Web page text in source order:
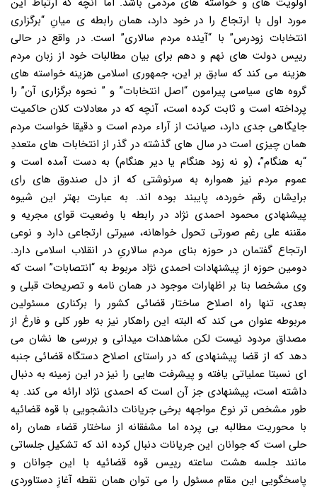
مورد اول با ارتجاع را در خود دارد، همان رابطه ی میانِ “برگزاری
انتخابات زودرس” با “آینده مردم سالاری” است. در واقع در حالی
رییس دولت های نهم و دهم برای بیان مطالبات خود از زبان مردم
هزینه می کند که سابق بر این، جمهوری اسلامی هزینه خواسته های
گروه های سیاسی پیرامون “اصل انتخابات” و ” نحوه برگزاری آن” را
پرداخته است و ثابت کرده است، آنچه که در معادلات کلان حاکمیت
جایگاهی جدی دارد، صیانت از آراء مردم است و دقیقا خواست مردم
همان چیزی است در سال های گذشته در گذر از انتخابات های متعددِ
“به هنگام”، (و نه زود هنگام یا دیر هنگام) به دست آمده است و
عموم مردم نیز همواره به سرنوشتی که از دل صندوق های رای
برایشان رقم خورده، پایبند بوده اند. به عبارت بهتر این شیوه
پیشنهادی محمود احمدی نژاد در رابطه با وضعیت قوای مجریه و
مقننه علی رغم صورتی تحول خواهانه، سیرتی ارتجاعی دارد و نوعی
ارتجاع گفتمان در حوزه بنای مردم سالاریِ در انقلاب اسلامی دارد.
دومین حوزه از پیشنهادات احمدی نژاد مربوط به “انتصابات” است که
وی مشخصا بنا بر اظهارات موجود در همان نامه و تصریحات قبلی و
بعدی، تنها راه اصلاح ساختار قضائی کشور را برکناری مسئولین
مربوطه عنوان می کند که البته این راهکار نیز به طور کلی و فارغ از
مصداق مردود نیست لکن مشاهدات میدانی و بررسی ها نشان می
دهد که از قضا پیشنهادی که در راستای اصلاح دستگاه قضائی جنبه
ای نسبتا عملیاتی یافته و پیشرفت هایی را نیز در این زمینه به دنبال
داشته است، پیشنهادی جز آن است که احمدی نژاد ارائه می کند. به
طور مشخص تر نوع مواجهه برخی جریانات دانشجویی با قوه قضائیه
با محوریت مطالبه بی پرده اما مشفقانه از ساختار قضاء همان راه
حلی است که جوانان این جریانات دنبال کرده اند که تشکیل جلساتی
مانند جلسه هشت ساعته رییس قوه قضائیه با این جوانان و
پاسخگویی این مقام مسئول را می توان همان نقطه آغازِ دستاوردی